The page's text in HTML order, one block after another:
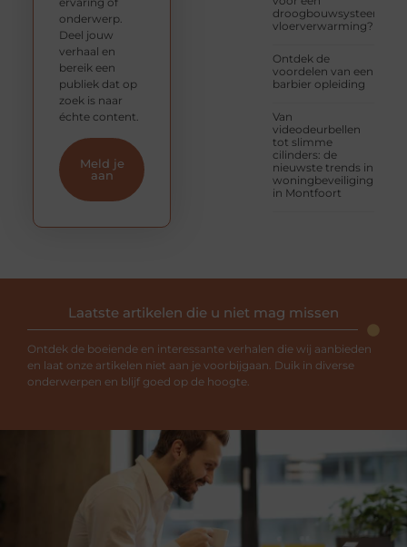
droogbouwsysteem
vloerverwarming?
Ontdek de
voordelen van een
barbier opleiding
Van
videodeurbellen
tot slimme
cilinders: de
nieuwste trends in
woningbeveiliging
in Montfoort
onderwerp.
Deel jouw
verhaal en
bereik een
publiek dat op
zoek is naar
échte content.
Meld je
aan
Laatste artikelen die u niet mag missen
Ontdek de boeiende en interessante verhalen die wij aanbieden
en laat onze artikelen niet aan je voorbijgaan. Duik in diverse
onderwerpen en blijf goed op de hoogte.